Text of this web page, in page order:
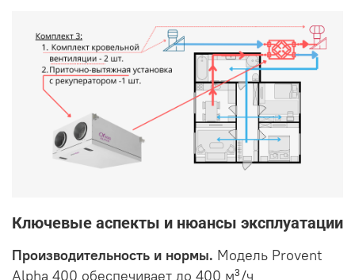
Ключевые аспекты и нюансы эксплуатации
Производительность и нормы. Модель Provent
Alpha 400 обеспечивает до 400 м³/ч